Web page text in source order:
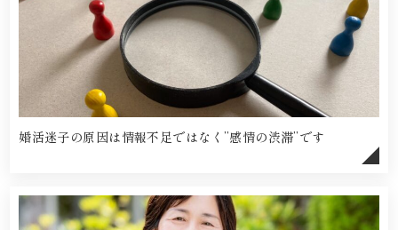
婚活迷子の原因は情報不足ではなく”感情の渋滞”です